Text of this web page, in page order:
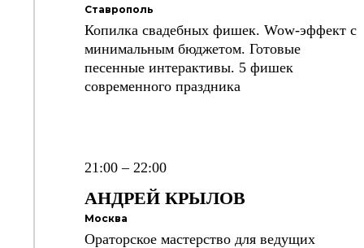
Ставрополь
Копилка свадебных фишек. Wow-эффект с
минимальным бюджетом. Готовые
песенные интерактивы. 5 фишек
современного праздника
21:00 – 22:00
АНДРЕЙ КРЫЛОВ
Москва
Ораторское мастерство для ведущих